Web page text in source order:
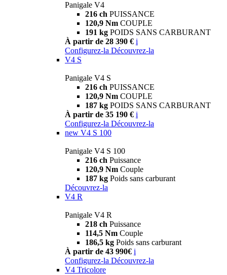
Panigale V4
216 ch PUISSANCE
120,9 Nm COUPLE
191 kg POIDS SANS CARBURANT
À partir de 28 390 € i
Configurez-la Découvrez-la
V4 S
Panigale V4 S
216 ch PUISSANCE
120,9 Nm COUPLE
187 kg POIDS SANS CARBURANT
À partir de 35 190 € i
Configurez-la Découvrez-la
new V4 S 100
Panigale V4 S 100
216 ch Puissance
120,9 Nm Couple
187 kg Poids sans carburant
Découvrez-la
V4 R
Panigale V4 R
218 ch Puissance
114,5 Nm Couple
186,5 kg Poids sans carburant
À partir de 43 990€ i
Configurez-la Découvrez-la
V4 Tricolore